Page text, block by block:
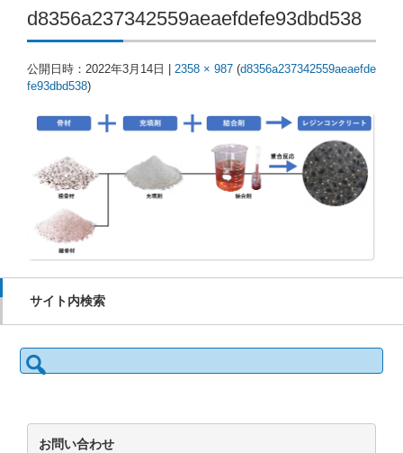
d8356a237342559aeaefdefe93dbd538
公開日時： 2022年3月14日 2358 × 987 (d8356a237342559aeaefde
fe93dbd538)
サイト内検索
検
索:
お問い合わせ